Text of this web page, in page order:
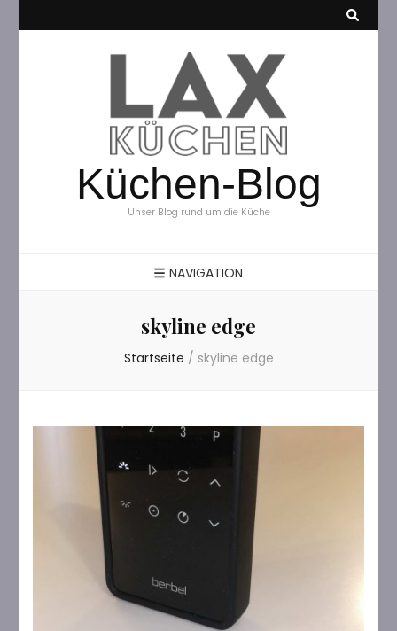
Küchen-Blog
Unser Blog rund um die Küche
NAVIGATION
skyline edge
Startseite / skyline edge